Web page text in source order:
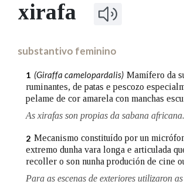
IDENTIDADE
MARCIAL DEL
FIGURAS
PRIMAVERA DAS
PORTAL DAS
Facebook
TwitterYoutubeInstagram
Bluesky
BUSCAR NOS LEMAS
Remata por
BUSCAR NO CONTIDO
xirafa
substantivo feminino
1 (Giraffa camelopardalis) Mamífero da
ruminantes, de patas e pescozo
pelame de cor amarela con manchas
As xirafas son propias da sabana africana.
2 Mecanismo constituído por un
extremo dunha vara longa e articulada
recoller o son nunha produción de cine
Para as escenas de exteriores utilizaron